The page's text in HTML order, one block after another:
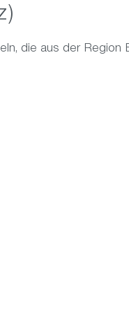
die aus der Region